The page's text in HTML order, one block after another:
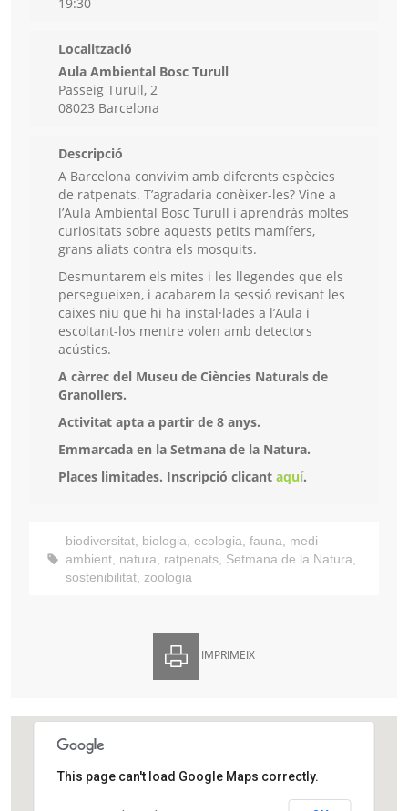
19:30
Localització
Aula Ambiental Bosc Turull
Passeig Turull, 2
08023 Barcelona
Descripció
A Barcelona convivim amb diferents espècies
de ratpenats. T’agradaria conèixer-les? Vine a
l’Aula Ambiental Bosc Turull i aprendràs moltes
curiositats sobre aquests petits mamífers,
grans aliats contra els mosquits.
Desmuntarem els mites i les llegendes que els
persegueixen, i acabarem la sessió revisant les
caixes niu que hi ha instal·lades a l’Aula i
escoltant-los mentre volen amb detectors
acústics.
A càrrec del Museu de Ciències Naturals de
Granollers.
Activitat apta a partir de 8 anys.
Emmarcada en la Setmana de la Natura.
Places limitades. Inscripció clicant aquí.
biodiversitat, biologia, ecologia, fauna, medi
ambient, natura, ratpenats, Setmana de la Natura,
sostenibilitat, zoologia
IMPRIMEIX
Aula Ambiental Bosc Turull
This page can't load Google Maps correctly.